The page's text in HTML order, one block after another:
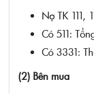
Nợ TK 111,
Có 511:
Có 3331:
(2) Bên mua